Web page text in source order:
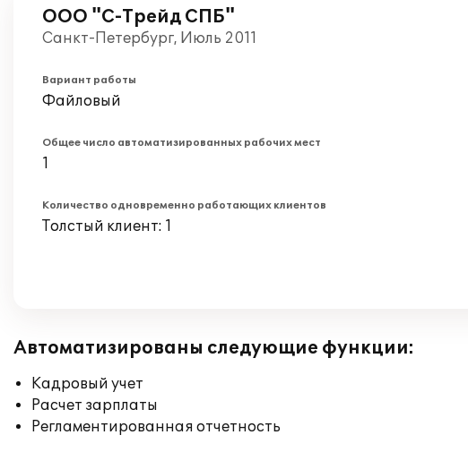
ООО "С-Трейд СПБ"
Санкт-Петербург, Июль 2011
Вариант работы
Файловый
Общее число автоматизированных рабочих мест
1
Количество одновременно работающих клиентов
Толстый клиент: 1
Автоматизированы следующие функции:
Кадровый учет
Расчет зарплаты
Регламентированная отчетность